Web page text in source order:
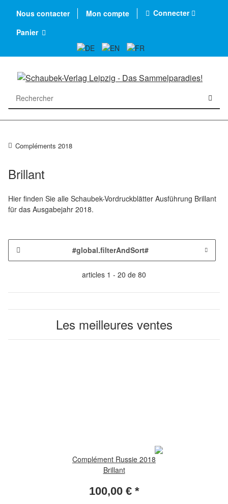
Nous contacter Mon compte
Connecter
Panier
Compléments 2018
Brillant
Hier finden Sie alle Schaubek-Vordruckblätter Ausführung Brillant
für das Ausgabejahr 2018.
#global.filterAndSort#
articles 1 - 20 de 80
Les meilleures ventes
Complément Russie 2018
Brillant
100,00 € *